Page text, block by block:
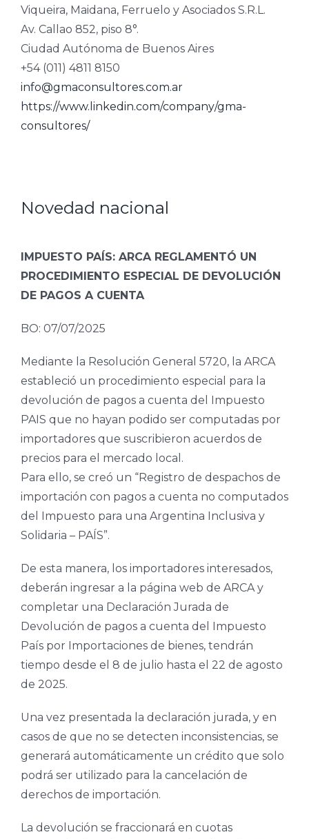
Viqueira, Maidana, Ferruelo y Asociados S.R.L.
Av. Callao 852, piso 8°.
Ciudad Autónoma de Buenos Aires
+54 (011) 4811 8150
info@gmaconsultores.com.ar
https://www.linkedin.com/company/gma-
consultores/
Novedad nacional
IMPUESTO PAÍS: ARCA REGLAMENTÓ UN
PROCEDIMIENTO ESPECIAL DE DEVOLUCIÓN
DE PAGOS A CUENTA
BO: 07/07/2025
Mediante la Resolución General 5720, la ARCA
estableció un procedimiento especial para la
devolución de pagos a cuenta del Impuesto
PAIS que no hayan podido ser computadas por
importadores que suscribieron acuerdos de
precios para el mercado local.
Para ello, se creó un “Registro de despachos de
importación con pagos a cuenta no computados
del Impuesto para una Argentina Inclusiva y
Solidaria – PAÍS”.
De esta manera, los importadores interesados,
deberán ingresar a la página web de ARCA y
completar una Declaración Jurada de
Devolución de pagos a cuenta del Impuesto
País por Importaciones de bienes, tendrán
tiempo desde el 8 de julio hasta el 22 de agosto
de 2025.
Una vez presentada la declaración jurada, y en
casos de que no se detecten inconsistencias, se
generará automáticamente un crédito que solo
podrá ser utilizado para la cancelación de
derechos de importación.
La devolución se fraccionará en cuotas